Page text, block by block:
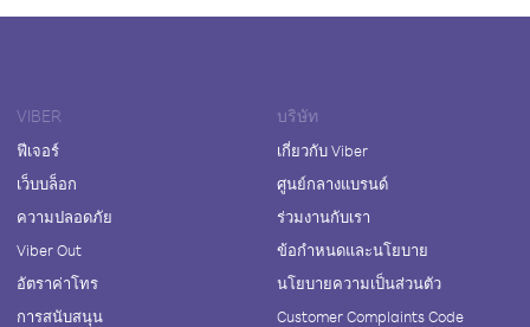
VIBER
ฟีเจอร์
เว็บบล็อก
ความปลอดภัย
Viber Out
อัตราค่าโทร
การสนับสนุน
บริษัท
เกี่ยวกับ Viber
ศูนย์กลางแบรนด์
ร่วมงานกับเรา
ข้อกำหนดและนโยบาย
นโยบายความเป็นส่วนตัว
Customer Complaints Code